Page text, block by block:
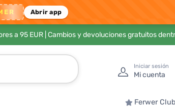
Abrir app
a 95 EUR| Cambios y devoluciones gratuitos
Iniciar sesión
Mi cuenta
Ferwer Club